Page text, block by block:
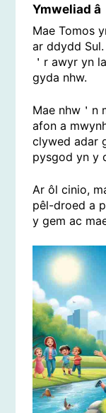
Ymweliad â
Mae Tomos
ar ddydd
＇r awyr yn
gyda nhw.
Mae nhw＇n
afon a
clywed adar
pysgod yn y
Ar ôl cinio,
pêl-droed a
y gem ac